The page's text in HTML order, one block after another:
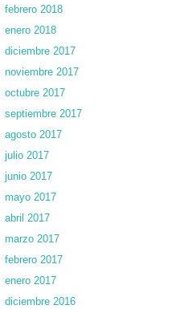
febrero 2018
enero 2018
diciembre 2017
noviembre 2017
octubre 2017
septiembre 2017
agosto 2017
julio 2017
junio 2017
mayo 2017
abril 2017
marzo 2017
febrero 2017
enero 2017
diciembre 2016